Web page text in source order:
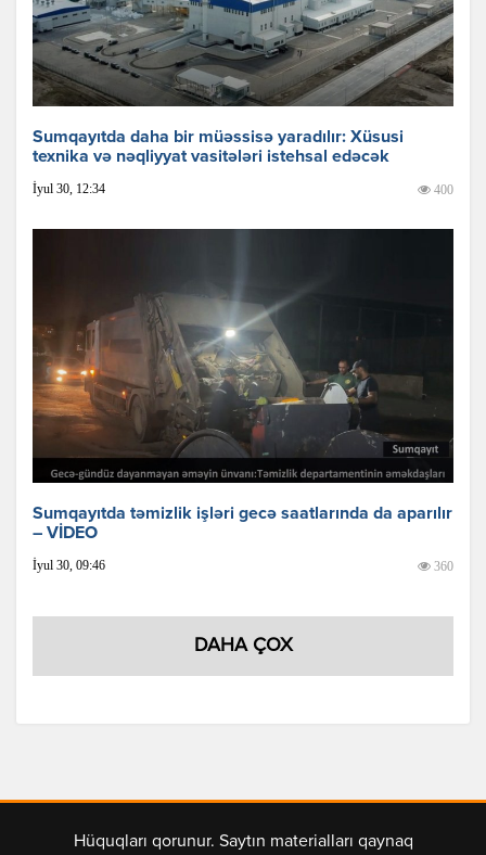
Sumqayıtda daha bir müəssisə yaradılır: Xüsusi
texnika və nəqliyyat vasitələri istehsal edəcək
İyul 30, 12:34 400
Sumqayıtda təmizlik işləri gecə saatlarında da aparılır
– VİDEO
İyul 30, 09:46 360
DAHA ÇOX
Hüquqları qorunur. Saytın materialları qaynaq